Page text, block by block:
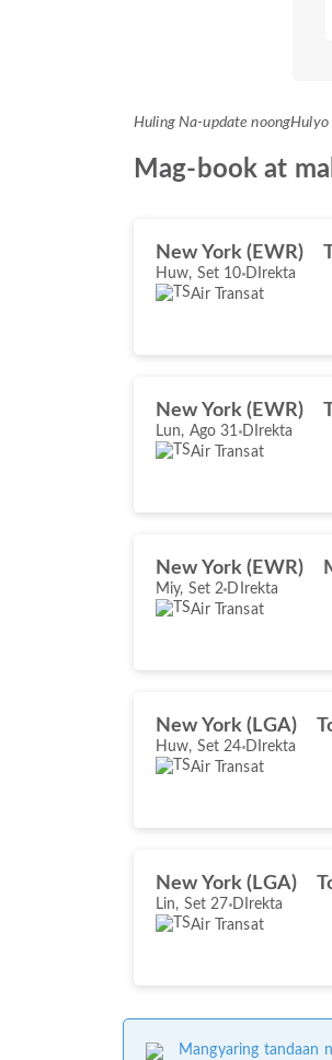
Huling Na-update noongHulyo
Mag-book at
New York (EWR)
Huw, Set 10 DIrekta
Air Transat
New York (EWR)
Lun, Ago 31 DIrekta
Air Transat
New York (EWR)
Miy, Set 2 DIrekta
Air Transat
New York (LGA)
Huw, Set 24 DIrekta
Air Transat
New York (LGA)
Lin, Set 27 DIrekta
Air Transat
Mangyaring tandaan